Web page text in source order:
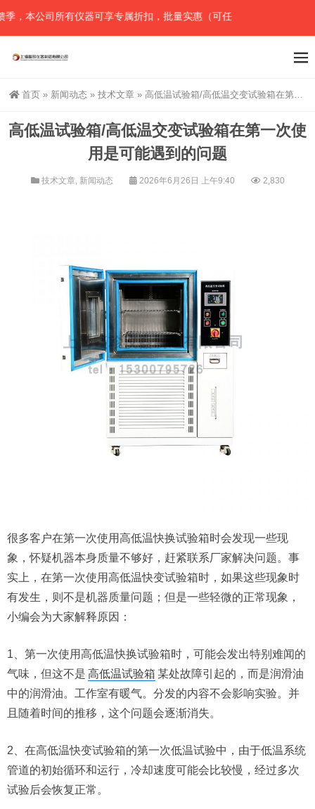
，本公司所有仪器可享专属折扣，批量实惠（可任意组合），详情请直
首页 » 新闻动态 » 技术文章 » 高低温试验箱/高低温交变试验箱在第一次使用是可能遇到的问题
高低温试验箱/高低温交变试验箱在第一次使
用是可能遇到的问题
技术文章, 新闻动态 2026年6月26日 上午9:40 2,830
很多客户在第一次使用高低温快换试验箱时会发现一些现
象，怀疑机器本身质量不够好，赶紧联系厂家解决问题。事
实上，在第一次使用高低温快变试验箱时，如果这些现象时
有发生，则不是机器质量问题；但是一些轻微的正常现象，
小编会为大家解释原因：
1、第一次使用高低温快换试验箱时，可能会发出特别难闻的
气味，但这不是 高低温试验箱 某处故障引起的，而是润滑油
中的润滑油。工作室有暖气。分发的内容不会影响实验。并
且随着时间的推移，这个问题会逐渐消失。
2、在高低温快变试验箱的第一次低温试验中，由于低温系统
管道的初始循环和运行，冷却速度可能会比较慢，经过多次
试验后会恢复正常。